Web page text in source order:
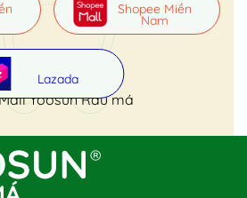
Yoosun Rau má
Shopee Miền
Nam
Lazada